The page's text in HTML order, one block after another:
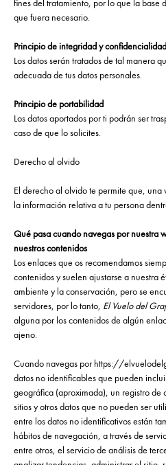
fines del tratamiento, por lo que la base
que fuera necesario.
Principio de integridad y confidencialidad
Los datos serán tratados de tal manera
adecuada de tus datos personales.
Principio de portabilidad
Los datos aportados por ti podrán ser
caso de que lo solicites.
Derecho al olvido
El derecho al olvido te permite que, una
la información relativa a tu persona
Qué pasa cuando navegas por nuestra
nuestros contenidos
Los enlaces que os recomendamos
contenidos y suelen ajustarse a nuestra
ambiente y la conservación, pero se
servidores, por lo tanto, El Vuelo del
alguna por los contenidos de algún
ajeno.
Cuando navegas por https://
datos no identificables que pueden
geográfica (aproximada), un registro de
sitios y otros datos que no pueden ser
entre los datos no identificativos están
hábitos de navegación, a través de
entre otros, el servicio de análisis de